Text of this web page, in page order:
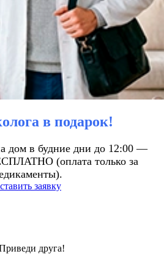
в подарок!
дом в будние дни до 12:00 —
(оплата только за
заявку